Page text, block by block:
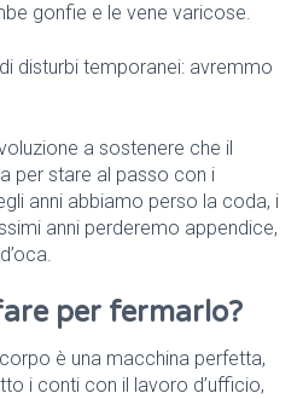
gonfie e le vene varicose.
disturbi temporanei: avremmo
a sostenere che il
per stare al passo con i
anni abbiamo perso la coda, i
anni perderemo appendice,
per fermarlo?
è una macchina perfetta,
i conti con il lavoro d’ufficio,